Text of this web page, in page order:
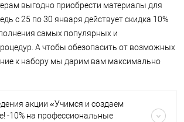
выгодно приобрести материалы для
с 25 по 30 января действует скидка 10%
самых популярных и
А чтобы обезопасить от возможных
к набору мы дарим вам максимально
акции «Учимся и создаем
-10% на профессиональные